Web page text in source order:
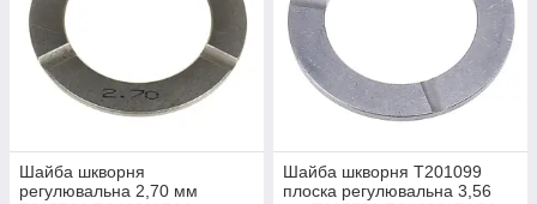
Шайба шкворня
регулювальна 2,70 мм
Шайба шкворня T201099
плоска регулювальна 3,56